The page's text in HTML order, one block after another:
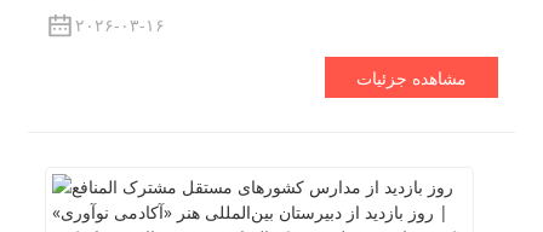
۲۰۲۶-۰۳-۱۶
مشاهده جزئیات